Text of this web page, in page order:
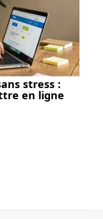
stress :
en ligne